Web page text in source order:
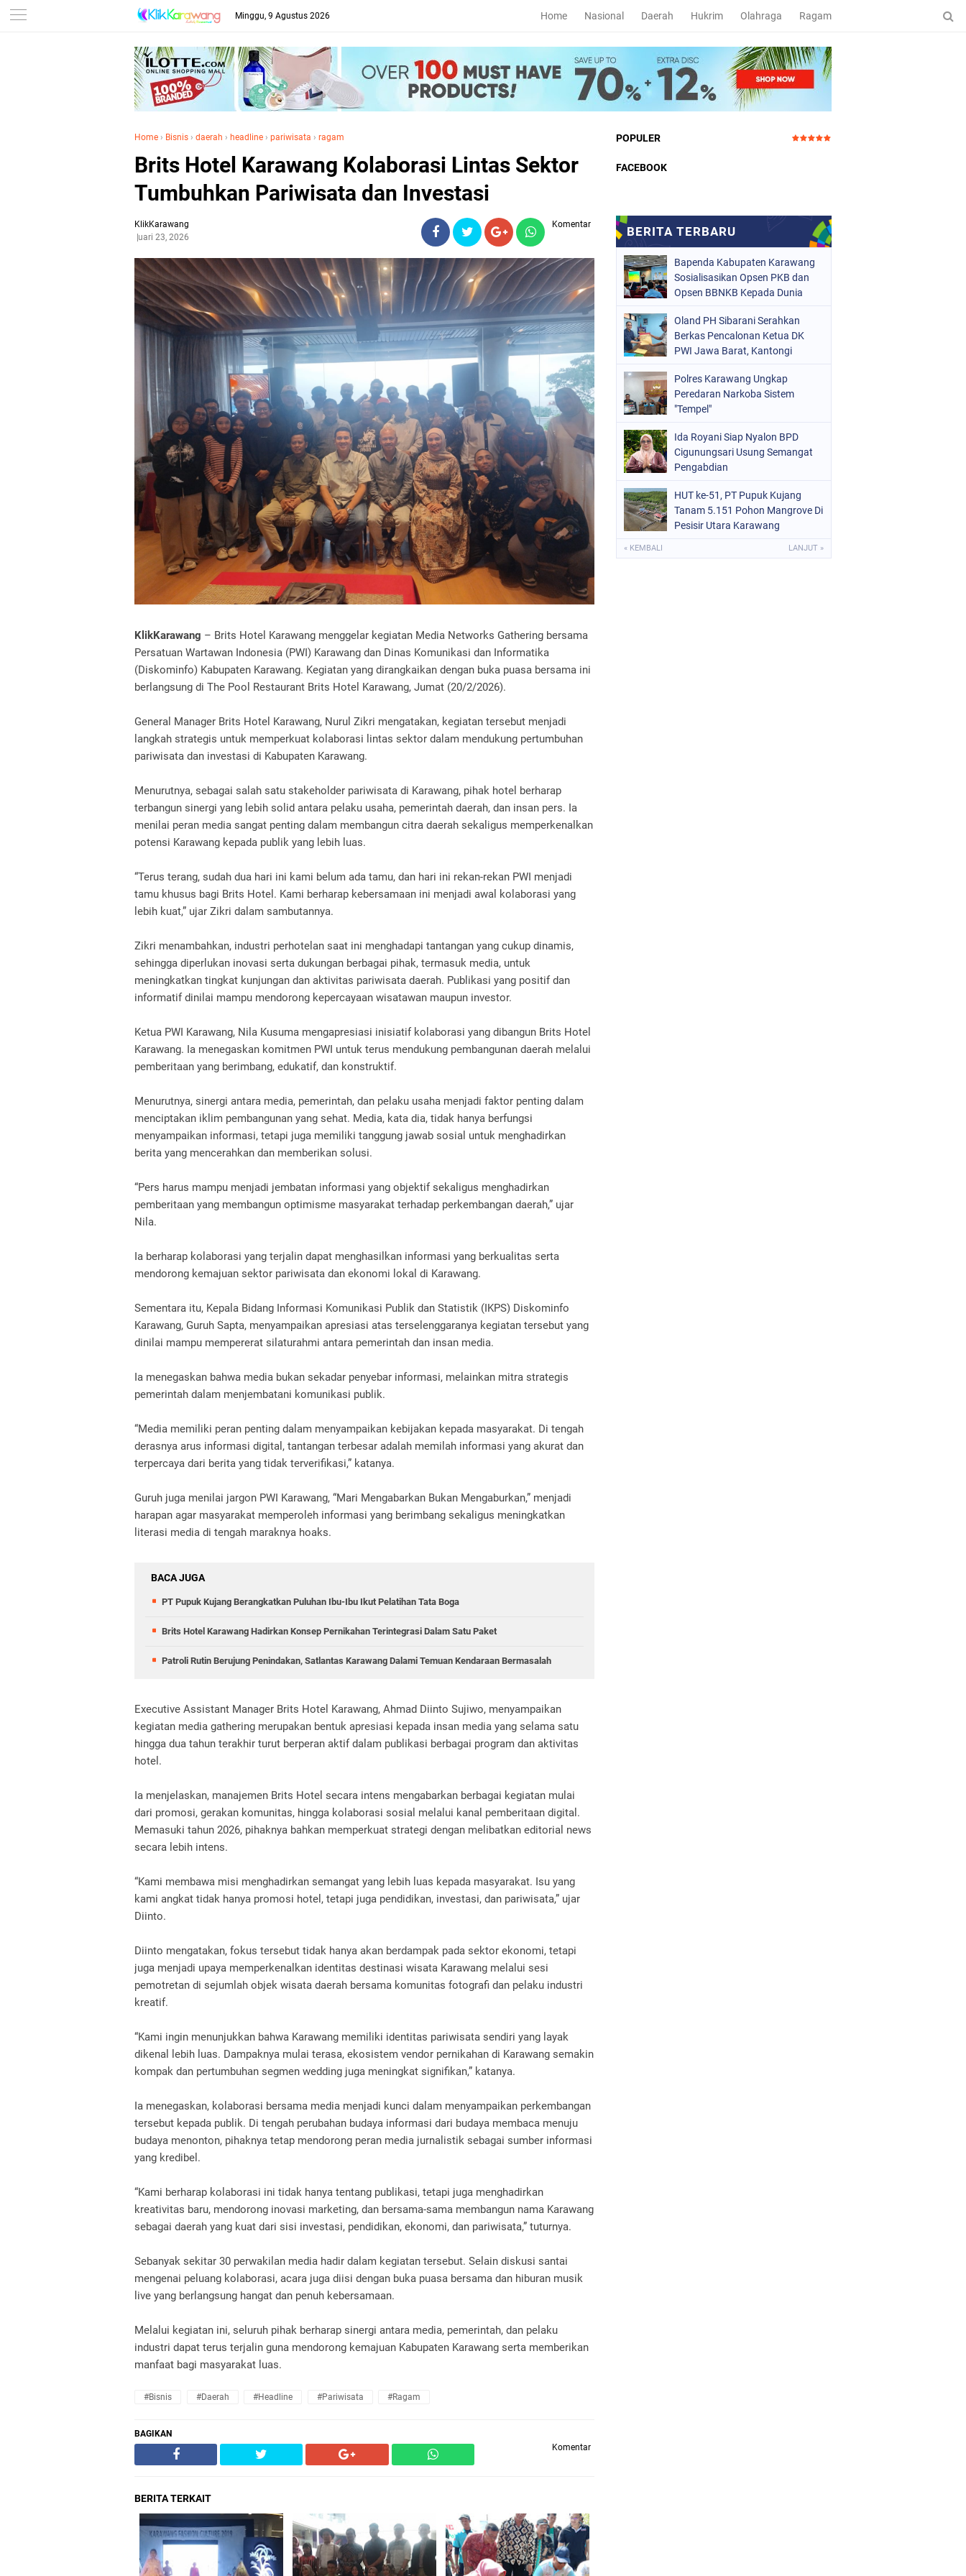
Minggu, 9 Agustus 2026 Home Nasional Daerah Hukrim Olahraga Ragam
Home › Bisnis › daerah › headline › pariwisata › ragam
Brits Hotel Karawang Kolaborasi Lintas Sektor
Tumbuhkan Pariwisata dan Investasi
KlikKarawang
Februari 23, 2026
Komentar
KlikKarawang – Brits Hotel Karawang menggelar kegiatan Media Networks Gathering bersama
Persatuan Wartawan Indonesia (PWI) Karawang dan Dinas Komunikasi dan Informatika
(Diskominfo) Kabupaten Karawang. Kegiatan yang dirangkaikan dengan buka puasa bersama ini
berlangsung di The Pool Restaurant Brits Hotel Karawang, Jumat (20/2/2026).
General Manager Brits Hotel Karawang, Nurul Zikri mengatakan, kegiatan tersebut menjadi
langkah strategis untuk memperkuat kolaborasi lintas sektor dalam mendukung pertumbuhan
pariwisata dan investasi di Kabupaten Karawang.
Menurutnya, sebagai salah satu stakeholder pariwisata di Karawang, pihak hotel berharap
terbangun sinergi yang lebih solid antara pelaku usaha, pemerintah daerah, dan insan pers. Ia
menilai peran media sangat penting dalam membangun citra daerah sekaligus memperkenalkan
potensi Karawang kepada publik yang lebih luas.
“Terus terang, sudah dua hari ini kami belum ada tamu, dan hari ini rekan-rekan PWI menjadi
tamu khusus bagi Brits Hotel. Kami berharap kebersamaan ini menjadi awal kolaborasi yang
lebih kuat,” ujar Zikri dalam sambutannya.
Zikri menambahkan, industri perhotelan saat ini menghadapi tantangan yang cukup dinamis,
sehingga diperlukan inovasi serta dukungan berbagai pihak, termasuk media, untuk
meningkatkan tingkat kunjungan dan aktivitas pariwisata daerah. Publikasi yang positif dan
informatif dinilai mampu mendorong kepercayaan wisatawan maupun investor.
Ketua PWI Karawang, Nila Kusuma mengapresiasi inisiatif kolaborasi yang dibangun Brits Hotel
Karawang. Ia menegaskan komitmen PWI untuk terus mendukung pembangunan daerah melalui
pemberitaan yang berimbang, edukatif, dan konstruktif.
Menurutnya, sinergi antara media, pemerintah, dan pelaku usaha menjadi faktor penting dalam
menciptakan iklim pembangunan yang sehat. Media, kata dia, tidak hanya berfungsi
menyampaikan informasi, tetapi juga memiliki tanggung jawab sosial untuk menghadirkan
berita yang mencerahkan dan memberikan solusi.
“Pers harus mampu menjadi jembatan informasi yang objektif sekaligus menghadirkan
pemberitaan yang membangun optimisme masyarakat terhadap perkembangan daerah,” ujar
Nila.
Ia berharap kolaborasi yang terjalin dapat menghasilkan informasi yang berkualitas serta
mendorong kemajuan sektor pariwisata dan ekonomi lokal di Karawang.
Sementara itu, Kepala Bidang Informasi Komunikasi Publik dan Statistik (IKPS) Diskominfo
Karawang, Guruh Sapta, menyampaikan apresiasi atas terselenggaranya kegiatan tersebut yang
dinilai mampu mempererat silaturahmi antara pemerintah dan insan media.
Ia menegaskan bahwa media bukan sekadar penyebar informasi, melainkan mitra strategis
pemerintah dalam menjembatani komunikasi publik.
“Media memiliki peran penting dalam menyampaikan kebijakan kepada masyarakat. Di tengah
derasnya arus informasi digital, tantangan terbesar adalah memilah informasi yang akurat dan
terpercaya dari berita yang tidak terverifikasi,” katanya.
Guruh juga menilai jargon PWI Karawang, “Mari Mengabarkan Bukan Mengaburkan,” menjadi
harapan agar masyarakat memperoleh informasi yang berimbang sekaligus meningkatkan
literasi media di tengah maraknya hoaks.
BACA JUGA
PT Pupuk Kujang Berangkatkan Puluhan Ibu-Ibu Ikut Pelatihan Tata Boga
Brits Hotel Karawang Hadirkan Konsep Pernikahan Terintegrasi Dalam Satu Paket
Patroli Rutin Berujung Penindakan, Satlantas Karawang Dalami Temuan Kendaraan Bermasalah
Executive Assistant Manager Brits Hotel Karawang, Ahmad Diinto Sujiwo, menyampaikan
kegiatan media gathering merupakan bentuk apresiasi kepada insan media yang selama satu
hingga dua tahun terakhir turut berperan aktif dalam publikasi berbagai program dan aktivitas
hotel.
Ia menjelaskan, manajemen Brits Hotel secara intens mengabarkan berbagai kegiatan mulai
dari promosi, gerakan komunitas, hingga kolaborasi sosial melalui kanal pemberitaan digital.
Memasuki tahun 2026, pihaknya bahkan memperkuat strategi dengan melibatkan editorial news
secara lebih intens.
“Kami membawa misi menghadirkan semangat yang lebih luas kepada masyarakat. Isu yang
kami angkat tidak hanya promosi hotel, tetapi juga pendidikan, investasi, dan pariwisata,” ujar
Diinto.
Diinto mengatakan, fokus tersebut tidak hanya akan berdampak pada sektor ekonomi, tetapi
juga menjadi upaya memperkenalkan identitas destinasi wisata Karawang melalui sesi
pemotretan di sejumlah objek wisata daerah bersama komunitas fotografi dan pelaku industri
kreatif.
“Kami ingin menunjukkan bahwa Karawang memiliki identitas pariwisata sendiri yang layak
dikenal lebih luas. Dampaknya mulai terasa, ekosistem vendor pernikahan di Karawang semakin
kompak dan pertumbuhan segmen wedding juga meningkat signifikan,” katanya.
Ia menegaskan, kolaborasi bersama media menjadi kunci dalam menyampaikan perkembangan
tersebut kepada publik. Di tengah perubahan budaya informasi dari budaya membaca menuju
budaya menonton, pihaknya tetap mendorong peran media jurnalistik sebagai sumber informasi
yang kredibel.
“Kami berharap kolaborasi ini tidak hanya tentang publikasi, tetapi juga menghadirkan
kreativitas baru, mendorong inovasi marketing, dan bersama-sama membangun nama Karawang
sebagai daerah yang kuat dari sisi investasi, pendidikan, ekonomi, dan pariwisata,” tuturnya.
Sebanyak sekitar 30 perwakilan media hadir dalam kegiatan tersebut. Selain diskusi santai
mengenai peluang kolaborasi, acara juga diisi dengan buka puasa bersama dan hiburan musik
live yang berlangsung hangat dan penuh kebersamaan.
Melalui kegiatan ini, seluruh pihak berharap sinergi antara media, pemerintah, dan pelaku
industri dapat terus terjalin guna mendorong kemajuan Kabupaten Karawang serta memberikan
manfaat bagi masyarakat luas.
#Bisnis #daerah #headline #pariwisata #ragam
BAGIKAN
Komentar
BERITA TERKAIT
POPULER
FACEBOOK
Bapenda Kabupaten Karawang
Sosialisasikan Opsen PKB dan
Opsen BBNKB Kepada Dunia
Oland PH Sibarani Serahkan
Berkas Pencalonan Ketua DK
PWI Jawa Barat, Kantongi
Polres Karawang Ungkap
Peredaran Narkoba Sistem
"Tempel"
Ida Royani Siap Nyalon BPD
Cigunungsari Usung Semangat
Pengabdian
HUT ke-51, PT Pupuk Kujang
Tanam 5.151 Pohon Mangrove Di
Pesisir Utara Karawang
« KEMBALI LANJUT »